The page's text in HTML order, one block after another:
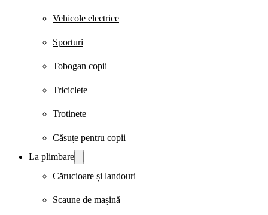
Vehicole electrice
Sporturi
Tobogan copii
Triciclete
Trotinete
Căsuțe pentru copii
La plimbare
Cărucioare și landouri
Scaune de mașină